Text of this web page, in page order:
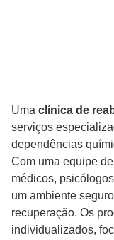
Uma clínica de
serviços
dependências
Com uma equipe
médicos,
um ambiente
recuperação. Os
individualizados,